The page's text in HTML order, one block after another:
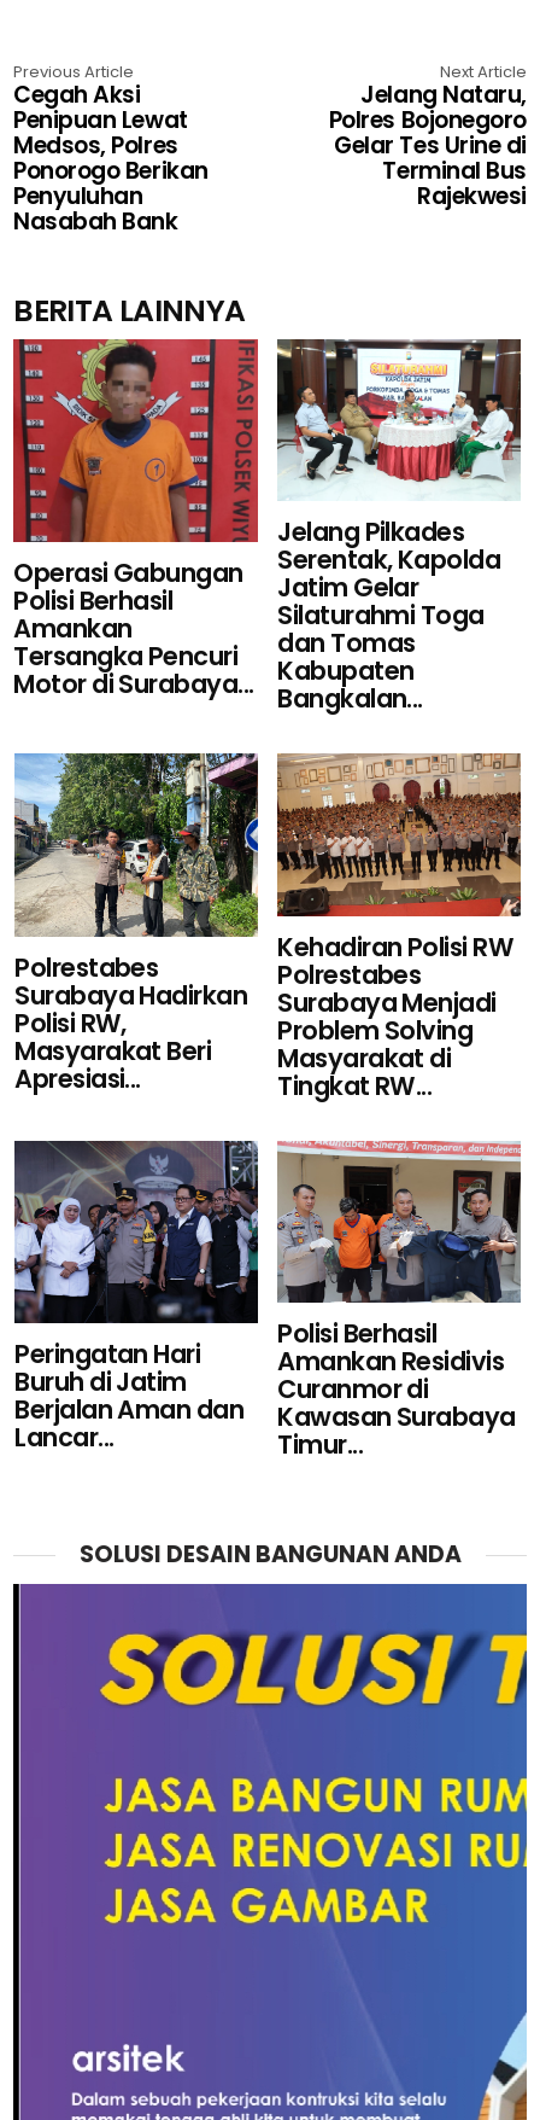
Previous Article
Cegah Aksi
Penipuan Lewat
Medsos, Polres
Ponorogo Berikan
Penyuluhan
Nasabah Bank
Next Article
Jelang Nataru,
Polres Bojonegoro
Gelar Tes Urine di
Terminal Bus
Rajekwesi
BERITA LAINNYA
Operasi Gabungan
Polisi Berhasil
Amankan
Tersangka Pencuri
Motor di Surabaya...
Jelang Pilkades
Serentak, Kapolda
Jatim Gelar
Silaturahmi Toga
dan Tomas
Kabupaten
Bangkalan...
Polrestabes
Surabaya Hadirkan
Polisi RW,
Masyarakat Beri
Apresiasi...
Kehadiran Polisi RW
Polrestabes
Surabaya Menjadi
Problem Solving
Masyarakat di
Tingkat RW...
Peringatan Hari
Buruh di Jatim
Berjalan Aman dan
Lancar...
Polisi Berhasil
Amankan Residivis
Curanmor di
Kawasan Surabaya
Timur...
SOLUSI DESAIN BANGUNAN ANDA